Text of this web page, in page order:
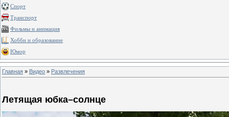
Спорт
Транспорт
Фильмы и анимация
Хобби и образование
Юмор
Главная » Видео » Развлечения
Летящая юбка–солнце